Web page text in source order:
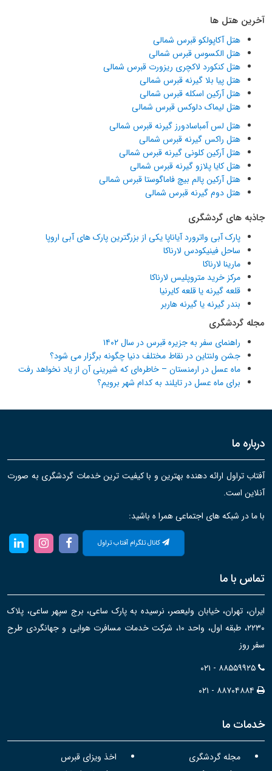
آخرین هتل ها
هتل آکاپولکو قبرس شمالی
هتل الکسوس قبرس شمالی
هتل کنکورد لاکچری ریزورت قبرس شمالی
هتل پیا بلا گیرنه قبرس شمالی
هتل آرکین اسکله قبرس شمالی
هتل لیماک دلوکس قبرس شمالی
هتل لس آمباسادورز گیرنه قبرس شمالی
هتل راکس گیرنه قبرس شمالی
هتل آرکین کلونی گیرنه قبرس شمالی
هتل کایا پلازو گیرنه قبرس شمالی
هتل آرکین پالم بیچ فاماگوستا قبرس شمالی
هتل دوم گیرنه قبرس شمالی
جاذبه های گردشگری
پارک آبی واترورد آیاناپا یکی از بزرگترین پارک های آبی اروپا
ساحل فینیکودس لارناکا
مارینا لارناکا
مرکز خرید متروپلیس لارناکا
قلعه گیرنه یا قلعه کایرنیا
بندر گیرنه یا گیرنه هاربر
مجله گردشگری
راهنمای سفر به جزیره قبرس در سال ۱۴۰۲
جشن ولنتاین در نقاط مختلف دنیا چگونه برگزار می شود؟
ماه عسل در ارمنستان – خاطره‌ای که شیرینی آن از یاد نخواهد رفت
برای ماه عسل در تایلند به کدام شهر برویم؟
درباره ما
آفتاب تراول ارائه دهنده بهترین و با کیفیت ترین خدمات گردشگری به صورت
آنلاین است.
با ما در شبکه های اجتماعی همرا ه باشید:
کانال تلگرام آفتاب تراول
تماس با ما
ایران، تهران، خیابان ولیعصر، نرسیده به پارک ساعی، برج سپهر ساعی، پلاک
۲۲۳۰، طبقه اول، واحد ۱۰، شرکت خدمات مسافرت هوایی و جهانگردی طرح
سفر روز
۰۲۱ - ۸۸۵۵۹۹۲۵
۰۲۱ - ۸۸۷۰۴۸۸۴
خدمات ما
مجله گردشگری
اخذ ویزای قبرس